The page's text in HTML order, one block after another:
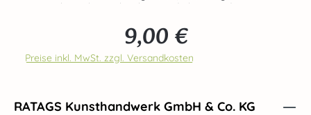
Gestaltungsbeispiel) Echte Handarbeit aus dem Hause
Regulärer Preis:
9,00 €
Preise inkl. MwSt. zzgl. Versandkosten
RATAGS Kunsthandwerk GmbH & Co. KG